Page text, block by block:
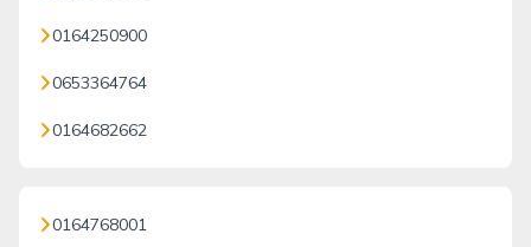
0164250900
0653364764
0164682662
0164768001